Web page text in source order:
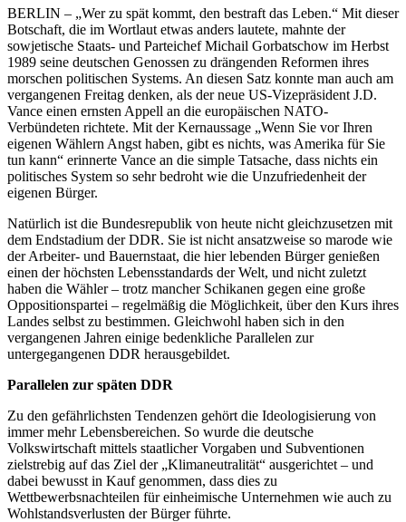
BERLIN – „Wer zu spät kommt, den bestraft das Leben.“ Mit dieser
Botschaft, die im Wortlaut etwas anders lautete, mahnte der
sowjetische Staats- und Parteichef Michail Gorbatschow im Herbst
1989 seine deutschen Genossen zu drängenden Reformen ihres
morschen politischen Systems. An diesen Satz konnte man auch am
vergangenen Freitag denken, als der neue US-Vizepräsident J.D.
Vance einen ernsten Appell an die europäischen NATO-
Verbündeten richtete. Mit der Kernaussage „Wenn Sie vor Ihren
eigenen Wählern Angst haben, gibt es nichts, was Amerika für Sie
tun kann“ erinnerte Vance an die simple Tatsache, dass nichts ein
politisches System so sehr bedroht wie die Unzufriedenheit der
eigenen Bürger.
Natürlich ist die Bundesrepublik von heute nicht gleichzusetzen mit
dem Endstadium der DDR. Sie ist nicht ansatzweise so marode wie
der Arbeiter- und Bauernstaat, die hier lebenden Bürger genießen
einen der höchsten Lebensstandards der Welt, und nicht zuletzt
haben die Wähler – trotz mancher Schikanen gegen eine große
Oppositionspartei – regelmäßig die Möglichkeit, über den Kurs ihres
Landes selbst zu bestimmen. Gleichwohl haben sich in den
vergangenen Jahren einige bedenkliche Parallelen zur
untergegangenen DDR herausgebildet.
Parallelen zur späten DDR
Zu den gefährlichsten Tendenzen gehört die Ideologisierung von
immer mehr Lebensbereichen. So wurde die deutsche
Volkswirtschaft mittels staatlicher Vorgaben und Subventionen
zielstrebig auf das Ziel der „Klimaneutralität“ ausgerichtet – und
dabei bewusst in Kauf genommen, dass dies zu
Wettbewerbsnachteilen für einheimische Unternehmen wie auch zu
Wohlstandsverlusten der Bürger führte.